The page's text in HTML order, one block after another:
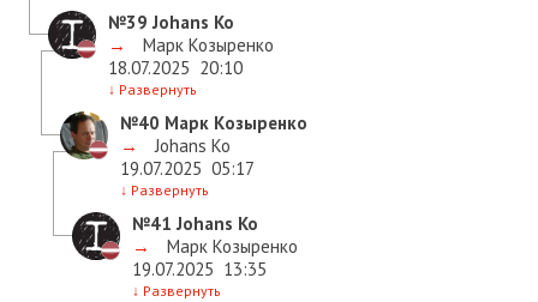
№39 Johans Ko
→
Марк Козыренко
18.07.2025 20:10
↓ Развернуть
№40 Марк Козыренко
→
Johans Ko
19.07.2025 05:17
↓ Развернуть
№41 Johans Ko
→
Марк Козыренко
19.07.2025 13:35
↓ Развернуть